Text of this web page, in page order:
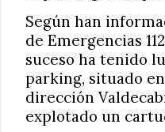
Según han
de Emergencias
suceso ha tenido
parking, situado en
dirección
explotado un